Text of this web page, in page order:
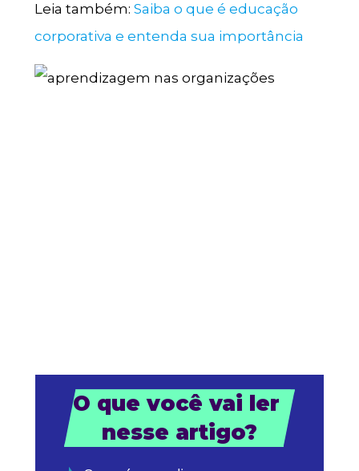
Leia também: Saiba o que é educação
corporativa e entenda sua importância
O que você vai ler
nesse artigo?